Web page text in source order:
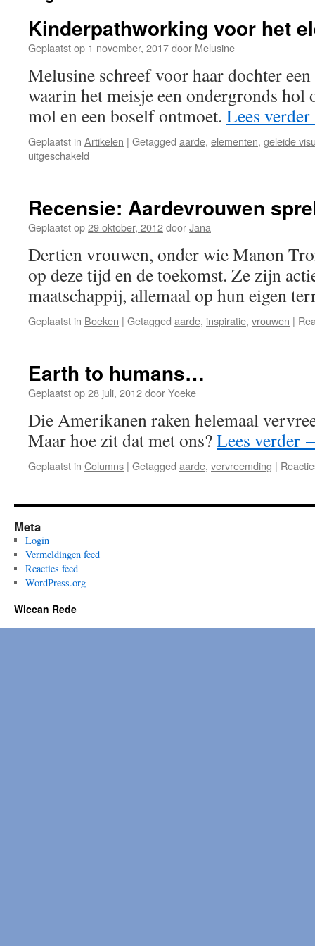
Kinderpathworking voor het
Geplaatst op 1 november, 2017door Melusine
Melusine schreef voor haar dochter
waarin het meisje een ondergronds hol
mol en een boself ontmoet. Lees verder
Geplaatst in Artikelen | Getagged aarde, elementen, geleide
uitgeschakeld
element
‘Aarde’
Recensie: Aardevrouwen
Geplaatst op29 oktober, 2012doorJana
Dertien vrouwen, onder wie Manon
op deze tijd en de toekomst. Ze zijn
maatschappij, allemaal op hun eigen
Geplaatst in Boeken | Getagged aarde, inspiratie, vrouwen |
Earth to humans…
Geplaatst op28 juli, 2012doorYoeke
Die Amerikanen raken helemaal
Maar hoe zit dat met ons?Lees verder
Geplaatst in Columns | Getagged aarde, vervreemding |
Meta
Login
Vermeldingen feed
Reacties feed
WordPress.org
Wiccan Rede